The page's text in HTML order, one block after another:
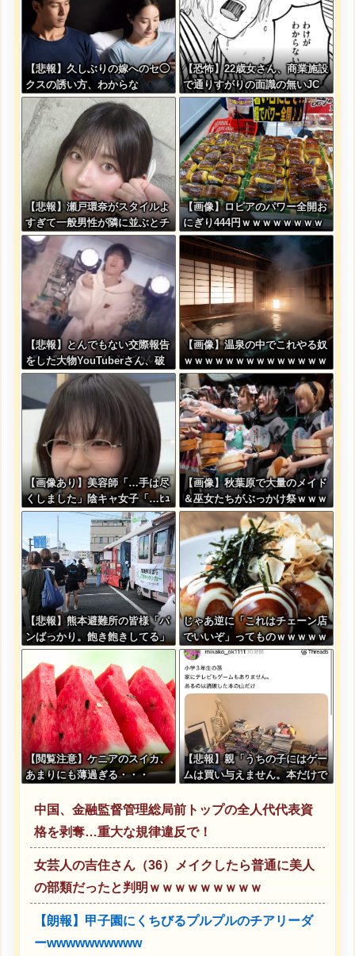
【悲報】久しぶりの嫁へのセ◯
クスの誘い方、わからな
い・・・
【恐怖】22歳女さん、商業施設
で通りすがりの面識の無いJC
にラリアットして逮捕されてし
まう・・・
【悲報】瀬戸環奈がスタイルよ
すぎて一般男性が隣に並ぶとチ
ンチクリンに見えてしまう
【画像】ロピアのパワー全開お
にぎり444円ｗｗｗｗｗｗｗｗ
ｗｗｗｗ
【悲報】とんでもない交際報告
をした大物YouTuberさん、破
局を発表????
【画像】温泉の中でこれやる奴
ｗｗｗｗｗｗｗｗｗｗｗｗｗｗ
ｗｗ
【画像あり】美容師「…手は尽
くしました」陰キャ女子「…ﾋｭ
ｯ」→結果・・・
【画像】秋葉原で大量のメイド
＆巫女たちがぶっかけ祭ｗｗｗ
ｗｗｗｗｗｗｗｗ
【悲報】熊本避難所の皆様「パ
ンばっかり。飽き飽きしてる」
じゃあ逆に「これはチェーン店
でいいぞ」ってものｗｗｗｗｗ
ｗｗｗ
【閲覧注意】ケニアのスイカ、
あまりにも薄過ぎる・・・
【悲報】親「うちの子にはゲー
ムは買い与えません。本だけで
中国、金融監督管理総局前トップの全人代代表資
格を剥奪…重大な規律違反で！
女芸人の吉住さん（36）メイクしたら普通に美人
の部類だったと判明ｗｗｗｗｗｗｗｗｗ
【朗報】甲子園にくちびるプルプルのチアリーダ
ーwwwwwwwwww